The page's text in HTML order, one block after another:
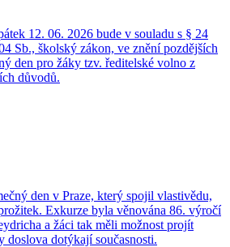
12. 06. 2026 bude v souladu s § 24
Sb., školský zákon, ve znění pozdějších
den pro žáky tzv. ředitelské volno z
důvodů.
den v Praze, který spojil vlastivědu,
Exkurze byla věnována 86. výročí
a žáci tak měli možnost projít
doslova dotýkají současnosti.